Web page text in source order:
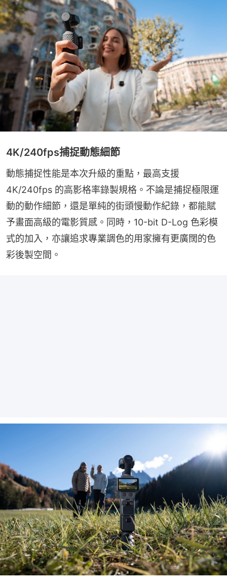
4K/240fps捕捉動態細節
動態捕捉性能是本次升級的重點，最高支援
4K/240fps 的高影格率錄製規格。不論是捕捉極限運
動的動作細節，還是單純的街頭慢動作紀錄，都能賦
予畫面高級的電影質感。同時，10-bit D-Log 色彩模
式的加入，亦讓追求專業調色的用家擁有更廣闊的色
彩後製空間。